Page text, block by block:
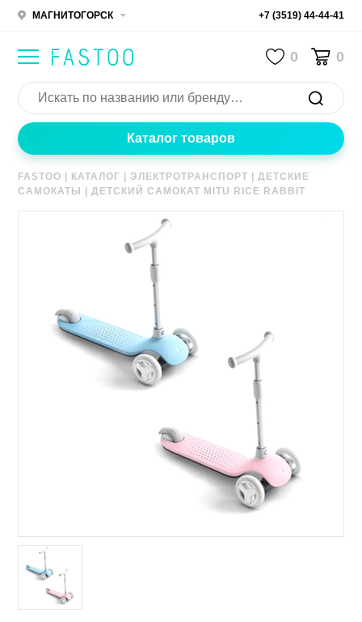
МАГНИТОГОРСК +7 (3519) 44-44-41
0 0
Каталог товаров
FASTOO КАТАЛОГ ЭЛЕКТРОТРАНСПОРТ |ДЕТСКИЕ
САМОКАТЫ
|ДЕТСКИЙ САМОКАТ MITU RICE RABBIT